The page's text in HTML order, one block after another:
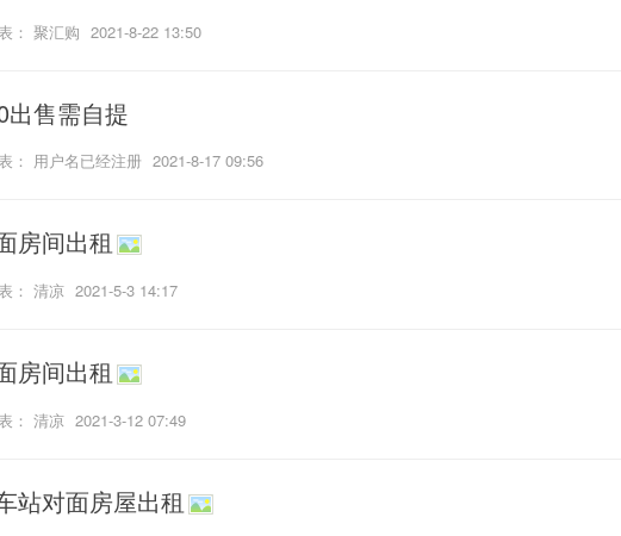
： 聚汇购 2021-8-22 13:50
出售需自提
： 用户名已经注册 2021-8-17 09:56
房间出租
： 清凉 2021-5-3 14:17
房间出租
： 清凉 2021-3-12 07:49
站对面房屋出租